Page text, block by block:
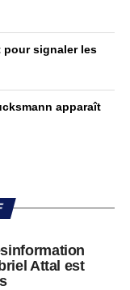
pour signaler les
apparaît
Attal est